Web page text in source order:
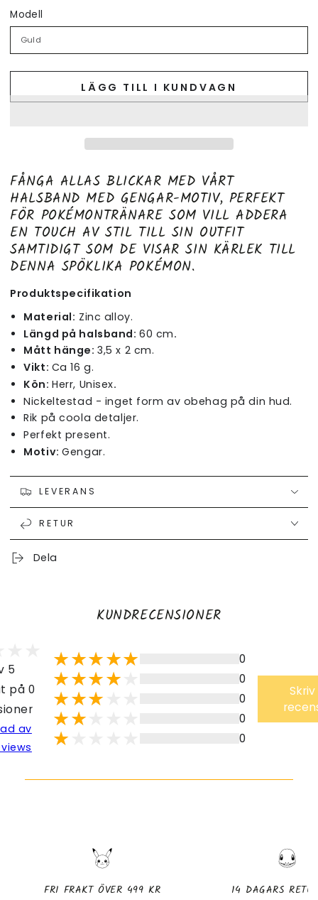
Modell
LÄGG TILL I KUNDVAGN
FÅNGA ALLAS BLICKAR MED VÅRT
HALSBAND MED GENGAR-MOTIV, PERFEKT
FÖR POKÉMONTRÄNARE SOM VILL ADDERA
EN TOUCH AV STIL TILL SIN OUTFIT
SAMTIDIGT SOM DE VISAR SIN KÄRLEK TILL
DENNA SPÖKLIKA POKÉMON.
Produktspecifikation
Material: Zinc alloy.
Längd på halsband:60 cm.
Mått hänge:3,5 x 2 cm.
Vikt: Ca 16 g.
Kön:Herr, Unisex.
Nickeltestad - inget form av obehag på din hud.
Rik på coola detaljer.
Perfekt present.
Motiv:Gengar.
LEVERANS
RETUR
Dela
KUNDRECENSIONER
5
på 0
av
0
0
0
0
0
FRI FRAKT ÖVER 499 KR 14 DAGARS